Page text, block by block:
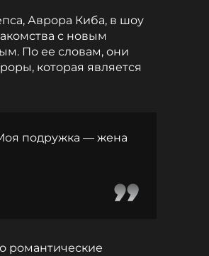
Аврора Киба, в шоу
с новым
По ее словам, они
которая является
подружка — жена
романтические